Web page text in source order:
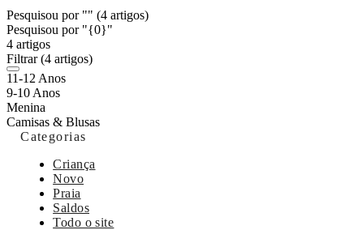
Pesquisou por "" (4 artigos)
Pesquisou por "{0}"
4 artigos
Filtrar(4 artigos)
11-12 Anos
9-10 Anos
Menina
Camisas & Blusas
Categorias
Criança
Novo
Praia
Saldos
Todo o site